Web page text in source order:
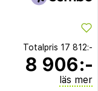
Totalpris 17 812:-
8 906:-
läs mer